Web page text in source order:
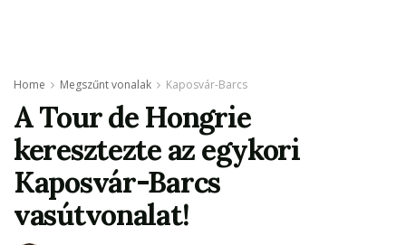
Home Megszűnt vonalak Kaposvár-Barcs
A Tour de Hongrie
keresztezte az egykori
Kaposvár-Barcs
vasútvonalat!